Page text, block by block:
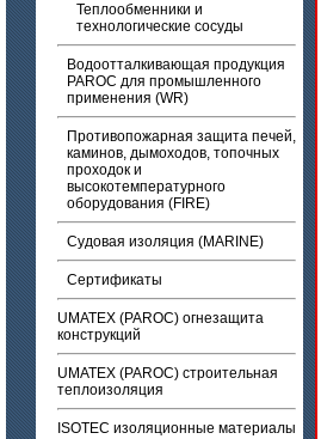
Теплообменники и
технологические сосуды
Водоотталкивающая продукция
PAROC для промышленного
применения (WR)
Противопожарная защита печей,
каминов, дымоходов, топочных
проходок и
высокотемпературного
оборудования (FIRE)
Судовая изоляция (MARINE)
Сертификаты
UMATEX (PAROC) огнезащита
конструкций
UMATEX (PAROC) строительная
теплоизоляция
ISOTEC изоляционные материалы